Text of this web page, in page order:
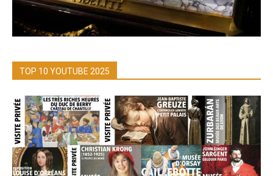
TOP 10 YOUTUBE 2025